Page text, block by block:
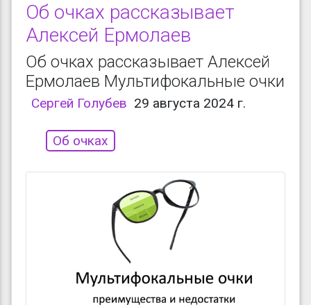
Об очках рассказывает
Алексей Ермолаев
Об очках рассказывает Алексей
Ермолаев Мультифокальные очки
Сергей Голубев 29 августа 2024 г.
Об очках